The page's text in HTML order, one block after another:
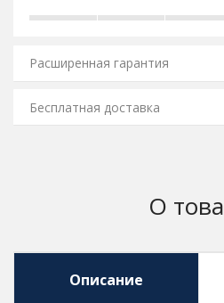
Расширенная гарантия
Бесплатная доставка
О
Описание